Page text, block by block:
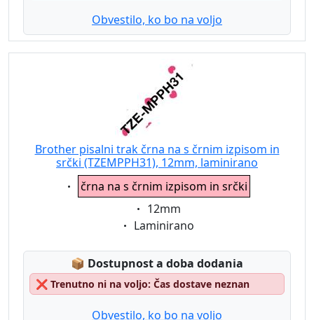
Obvestilo, ko bo na voljo
Brother pisalni trak črna na s črnim izpisom in
srčki (TZEMPPH31), 12mm, laminirano
Eigenschaft:
črna na s črnim izpisom in srčki
Eigenschaft:
12mm
Eigenschaft:
Laminirano
📦 Lagerstatus:
Dostupnost a doba dodania
❌ Trenutno ni na voljo: Čas dostave neznan
Obvestilo, ko bo na voljo